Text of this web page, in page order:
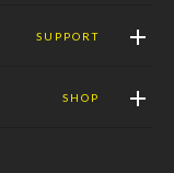
SUPPORT
SHOP